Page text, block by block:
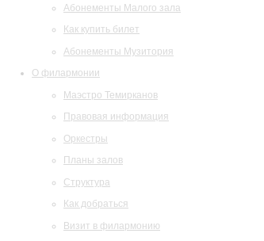
Абонементы Малого зала
Как купить билет
Абонементы Музитория
О филармонии
Маэстро Темирканов
Правовая информация
Оркестры
Планы залов
Структура
Как добраться
Визит в филармонию